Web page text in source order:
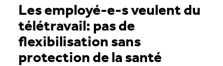
Les employé-e-s veulent du
télétravail: pas de
flexibilisation sans
protection de la santé